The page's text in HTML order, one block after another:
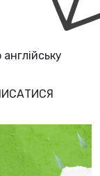
англійську